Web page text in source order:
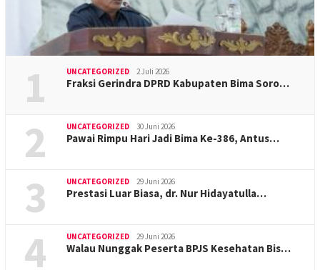
1 UNCATEGORIZED 2 Juli 2026
Fraksi Gerindra DPRD Kabupaten Bima Soro…
2 UNCATEGORIZED 30 Juni 2026
Pawai Rimpu Hari Jadi Bima Ke-386, Antus…
3 UNCATEGORIZED 29 Juni 2026
Prestasi Luar Biasa, dr. Nur Hidayatulla…
4 UNCATEGORIZED 29 Juni 2026
Walau Nunggak Peserta BPJS Kesehatan Bis…